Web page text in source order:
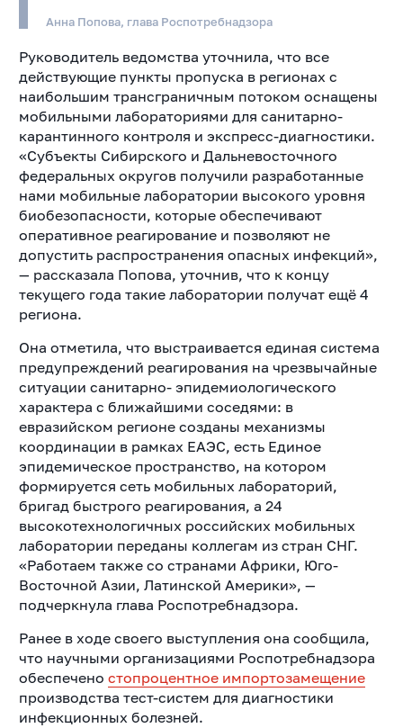
Анна Попова, глава Роспотребнадзора
Руководитель ведомства уточнила, что все
действующие пункты пропуска в регионах с
наибольшим трансграничным потоком оснащены
мобильными лабораториями для санитарно-
карантинного контроля и экспресс-диагностики.
«Субъекты Сибирского и Дальневосточного
федеральных округов получили разработанные
нами мобильные лаборатории высокого уровня
биобезопасности, которые обеспечивают
оперативное реагирование и позволяют не
допустить распространения опасных инфекций»,
— рассказала Попова, уточнив, что к концу
текущего года такие лаборатории получат ещё 4
региона.
Она отметила, что выстраивается единая система
предупреждений реагирования на чрезвычайные
ситуации санитарно- эпидемиологического
характера с ближайшими соседями: в
евразийском регионе созданы механизмы
координации в рамках ЕАЭС, есть Единое
эпидемическое пространство, на котором
формируется сеть мобильных лабораторий,
бригад быстрого реагирования, а 24
высокотехнологичных российских мобильных
лаборатории переданы коллегам из стран СНГ.
«Работаем также со странами Африки, Юго-
Восточной Азии, Латинской Америки», —
подчеркнула глава Роспотребнадзора.
Ранее в ходе своего выступления она сообщила,
что научными организациями Роспотребнадзора
обеспечено стопроцентное импортозамещение
производства тест-систем для диагностики
инфекционных болезней.